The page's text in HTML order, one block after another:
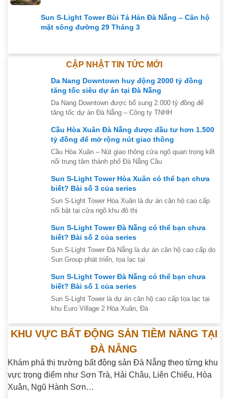
Sun S-Light Tower Bùi Tá Hán Đà Nẵng – Căn hộ
mặt sông đường 29 Tháng 3
CẬP NHẬT TIN TỨC MỚI
Da Nang Downtown huy động 2000 tỷ đồng
tăng tốc siêu dự án tại Đà Nẵng
Da Nang Downtown được bổ sung 2.000 tỷ đồng để
tăng tốc dự án Đà Nẵng – Công ty TNHH
Cầu Hòa Xuân Đà Nẵng được đầu tư hơn 1.500
tỷ đồng để mở rộng nút giao thông
Cầu Hòa Xuân – Nút giao thông cửa ngõ quan trọng kết
nối trung tâm thành phố Đà Nẵng Cầu
Sun S-Light Tower Hòa Xuân có thể bạn chưa
biết? Bài số 3 của series
Sun S-Light Tower Hòa Xuân là dự án căn hộ cao cấp
nổi bật tại cửa ngõ khu đô thị
Sun S-Light Tower Đà Nẵng có thể bạn chưa
biết? Bài số 2 của series
Sun S-Light Tower Đà Nẵng là dự án căn hộ cao cấp do
Sun Group phát triển, tọa lạc tại
Sun S-Light Tower Đà Nẵng có thể bạn chưa
biết? Bài số 1 của series
Sun S-Light Tower là dự án căn hộ cao cấp tọa lạc tại
khu Euro Village 2 Hòa Xuân, Đà
KHU VỰC BẤT ĐỘNG SẢN TIỀM NĂNG TẠI
ĐÀ NẴNG
Khám phá thị trường bất động sản Đà Nẵng theo từng khu
vực trọng điểm như Sơn Trà, Hải Châu, Liên Chiểu, Hòa
Xuân, Ngũ Hành Sơn…